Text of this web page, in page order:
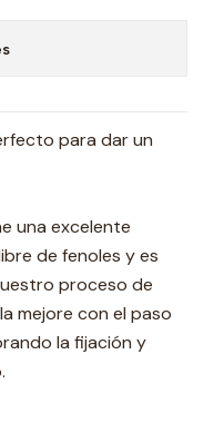
para dar un
una excelente
de fenoles y es
proceso de
mejore con el paso
la fijación y